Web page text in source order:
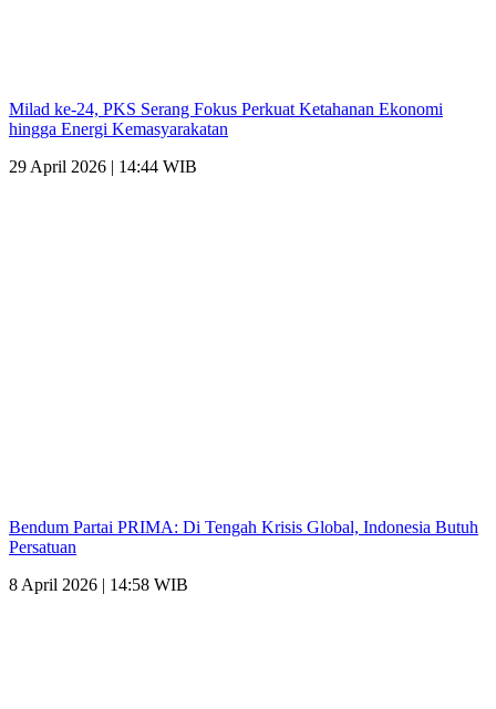
Milad ke-24, PKS Serang Fokus Perkuat Ketahanan Ekonomi
hingga Energi Kemasyarakatan
29 April 2026 | 14:44 WIB
Bendum Partai PRIMA: Di Tengah Krisis Global, Indonesia Butuh
Persatuan
8 April 2026 | 14:58 WIB